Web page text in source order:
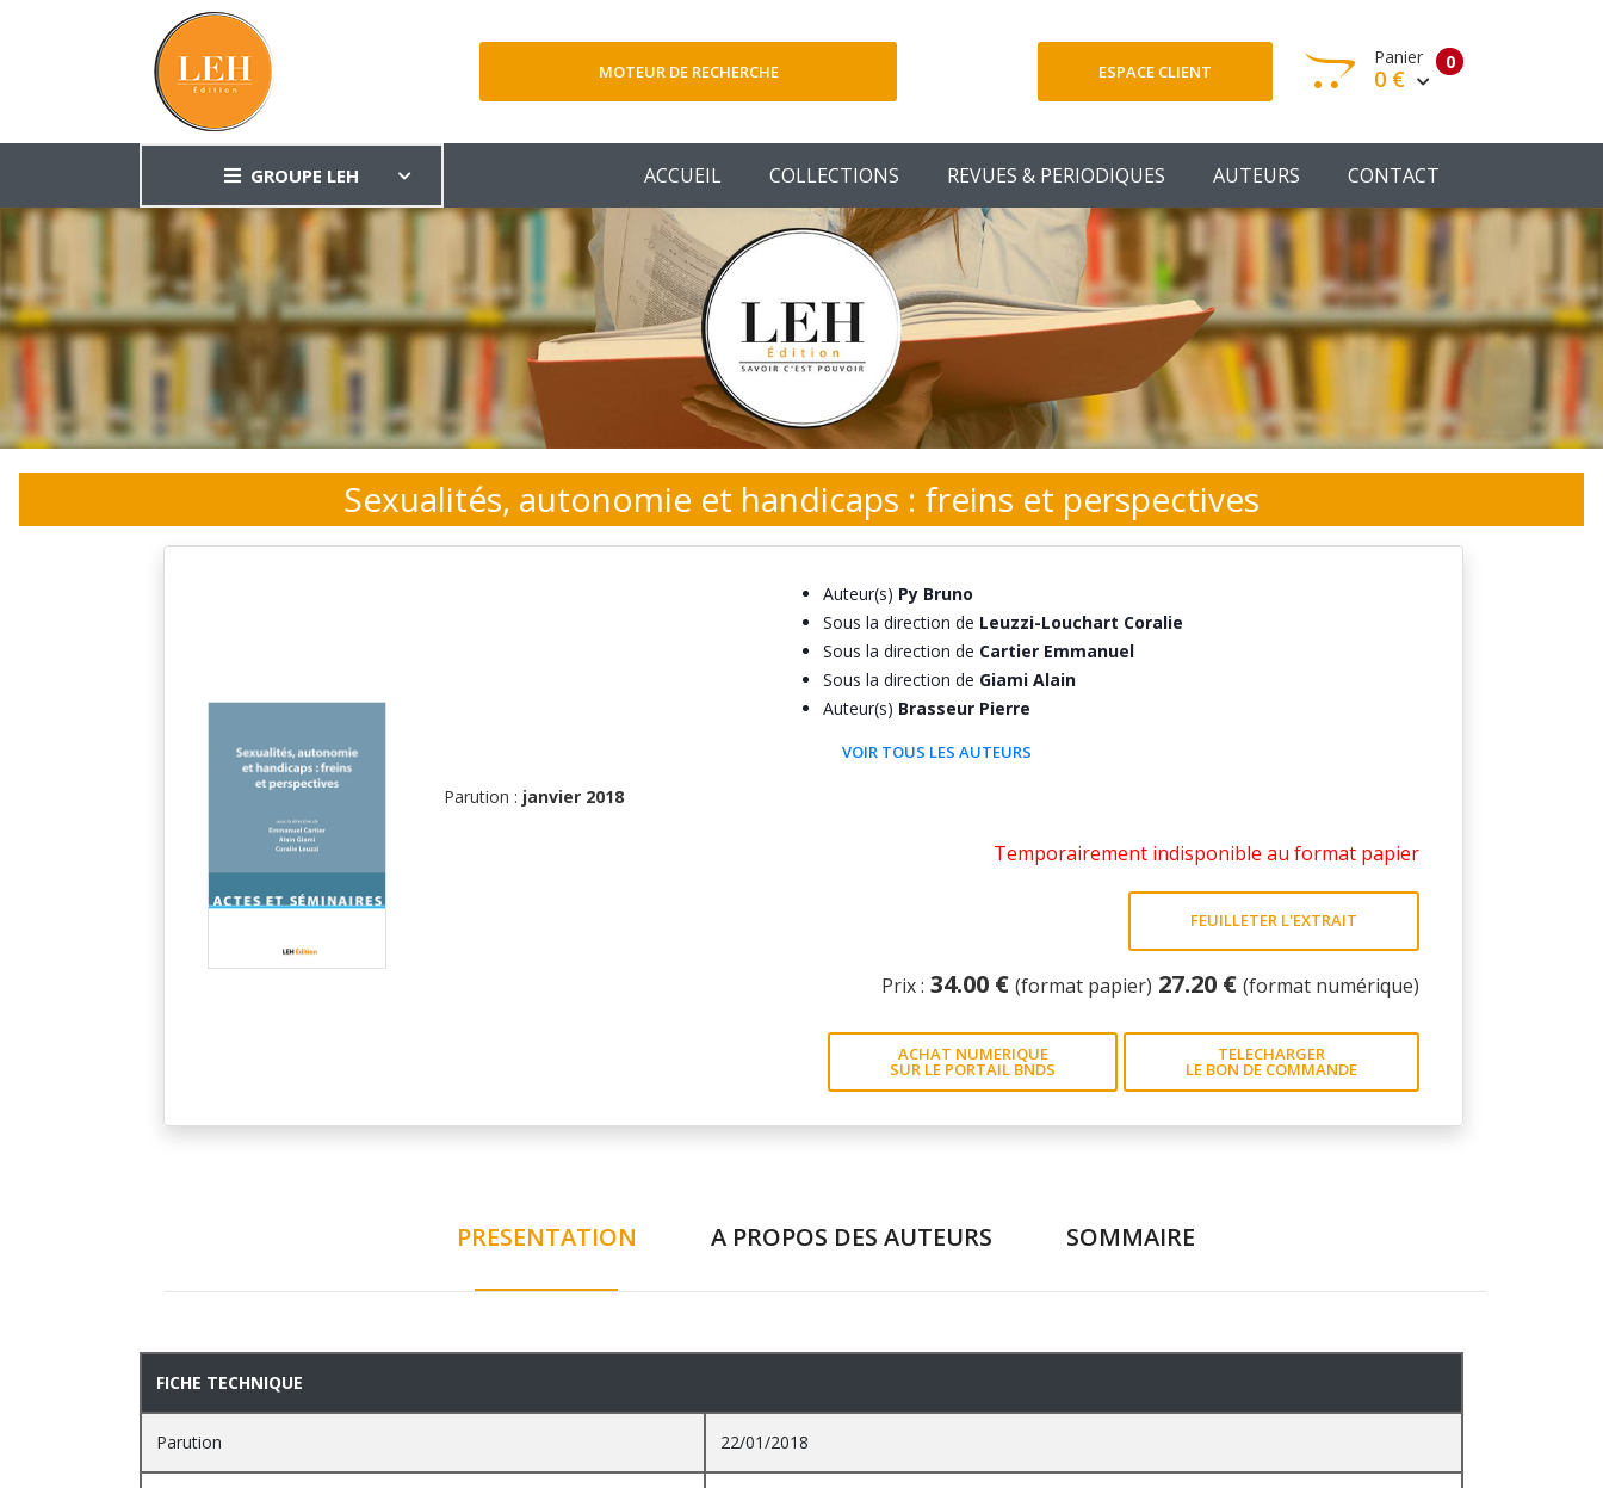
MOTEUR DE RECHERCHE ESPACE CLIENT 0
Panier
0 €
Votre panier est vide
Votre Panier
GROUPE LEH ACCUEIL COLLECTIONS REVUES & PERIODIQUES AUTEURS CONTACT
Sexualités, autonomie et handicaps : freins et perspectives
Auteur(s) Py Bruno
Sous la direction de Leuzzi-Louchart Coralie
Sous la direction de Cartier Emmanuel
Sous la direction de Giami Alain
Auteur(s) Brasseur Pierre
VOIR TOUS LES AUTEURS
Parution : janvier 2018
Temporairement indisponible au format papier
FEUILLETER L'EXTRAIT
Prix : 34.00 € (format papier) 27.20 € (format numérique)
ACHAT NUMERIQUE
SUR LE PORTAIL BNDS
TELECHARGER
LE BON DE COMMANDE
PRESENTATION A PROPOS DES AUTEURS SOMMAIRE
PRESENTATION
FICHE TECHNIQUE
Parution 22/01/2018